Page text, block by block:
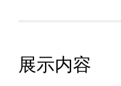
展示内容